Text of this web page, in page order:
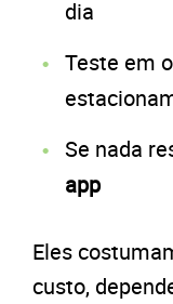
dia
Teste em
Se nada
app
Eles
custo,